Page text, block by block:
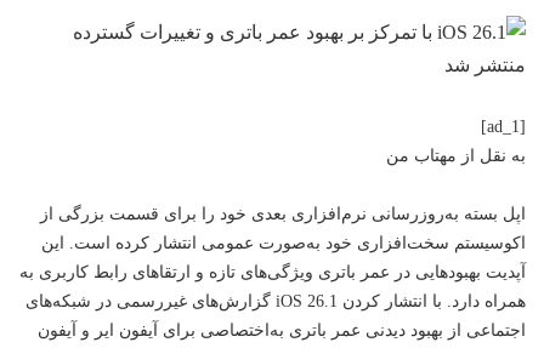
[ad_1]
به نقل از مهتاب من
اپل بسته به‌روزرسانی نرم‌افزاری بعدی خود را برای قسمت بزرگی از
اکوسیستم سخت‌افزاری خود به‌صورت عمومی انتشار کرده است. این
آپدیت بهبودهایی در عمر باتری ویژگی‌های تازه و ارتقاهای رابط کاربری به
همراه دارد. با انتشار کردن iOS 26.1 گزارش‌های غیررسمی در شبکه‌های
اجتماعی از بهبود دیدنی عمر باتری به‌اختصاصی برای آیفون ایر و آیفون